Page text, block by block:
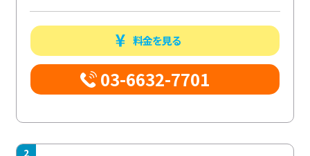
料金を見る
03-6632-7701
2